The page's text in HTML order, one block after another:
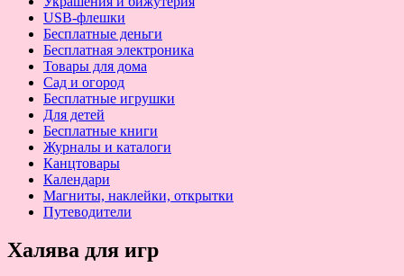
USB-флешки
Бесплатные деньги
Бесплатная электроника
Товары для дома
Сад и огород
Бесплатные игрушки
Для детей
Бесплатные книги
Журналы и каталоги
Канцтовары
Календари
Магниты, наклейки, открытки
Путеводители
Халява для игр